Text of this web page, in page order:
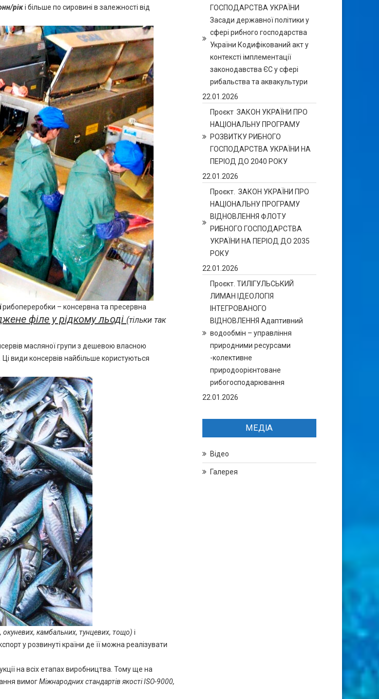
рікі більше по сировині в залежності від
рибопереробки – консервна та пресервна
філе у рідкому льоді (тільки так
масляної групи з дешевою власною
Ці види консервів найбільше користуються
окуневих, камбальних, тунцевих, тощо) і
у розвинуті країни де її можна реалізувати
на всіх етапах виробництва. Тому ще на
вимогМіжнародних стандартів якостіISO-9000,
ГОСПОДАРСТВА УКРАЇНИ
Засади державної політики у
сфері рибного господарства
України Кодифікований акт у
контексті імплементації
законодавства ЄС у сфері
рибальства та аквакультури
22.01.2026
Проєкт ЗАКОН УКРАЇНИ ПРО
НАЦІОНАЛЬНУ ПРОГРАМУ
РОЗВИТКУ РИБНОГО
ГОСПОДАРСТВА УКРАЇНИ НА
ПЕРІОД ДО 2040 РОКУ
22.01.2026
Проєкт. ЗАКОН УКРАЇНИ ПРО
НАЦІОНАЛЬНУ ПРОГРАМУ
ВІДНОВЛЕННЯ ФЛОТУ
РИБНОГО ГОСПОДАРСТВА
УКРАЇНИ НА ПЕРІОД ДО 2035
РОКУ
22.01.2026
Проєкт. ТИЛІГУЛЬСЬКИЙ
ЛИМАН ІДЕОЛОГІЯ
ІНТЕГРОВАНОГО
ВІДНОВЛЕННЯ Адаптивний
водообмін – управління
природними ресурсами
-колективне
природоорієнтоване
рибогосподарювання
22.01.2026
МЕДІА
Відео
Галерея